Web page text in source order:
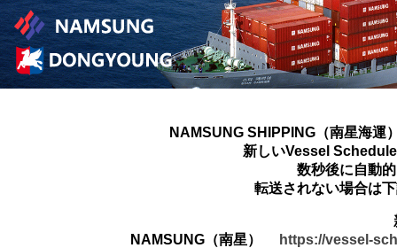
NAMSUNG SHIPPING（南星海運
新しいVessel
数秒後に自動
転送されない場合は
NAMSUNG（南星）
https://vessel-